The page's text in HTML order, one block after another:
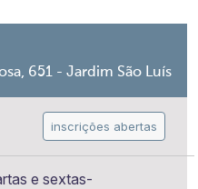
651 - Jardim São Luís
inscrições abertas
e sextas-